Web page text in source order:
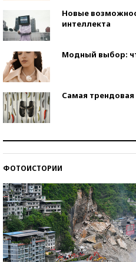
Новые
интеллекта
Модный выбор:
Самая трендовая
ФОТОИСТОРИИ